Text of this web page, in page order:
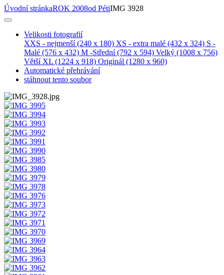
Úvodní stránkaROK 2008od PétiIMG 3928
Velikosti fotografií
XXS - nejmenší(240 x 180) XS - extra malé (432 x 324) S -
Malé (576 x 432) M -Střední(792 x 594) Velký (1008 x 756)
Větší XL (1224 x 918) Originál (1280 x 960)
Automatické přehrávání
stáhnout tento soubor